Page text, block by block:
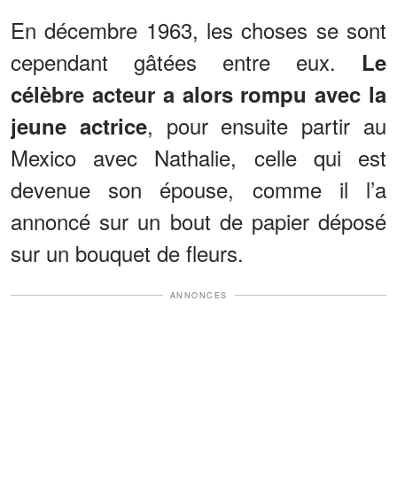
En décembre 1963, les choses se sont
cependant gâtées entre eux. Le
célèbre acteur a alors rompu avec la
jeune actrice, pour ensuite partir au
Mexico avec Nathalie, celle qui est
devenue son épouse, comme il l’a
annoncé sur un bout de papier déposé
sur un bouquet de fleurs.
ANNONCES